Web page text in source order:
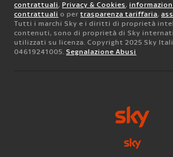
contrattuali, Privacy & Cookies,
contrattuali o per trasparenza tariffaria,
Tutti i marchi Sky e i diritti di proprietà
contenuti, sono di proprietà di Sky
utilizzati su licenza. Copyright 2025 Sky
04619241005. Segnalazione Abusi